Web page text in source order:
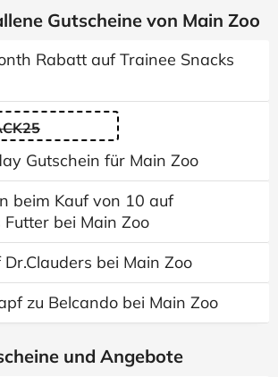
Gutscheine von Main Zoo
Rabatt auf Trainee Snacks
Gutschein für Main Zoo
beim Kauf von 10 auf
bei Main Zoo
bei Main Zoo
zu Belcando bei Main Zoo
und Angebote